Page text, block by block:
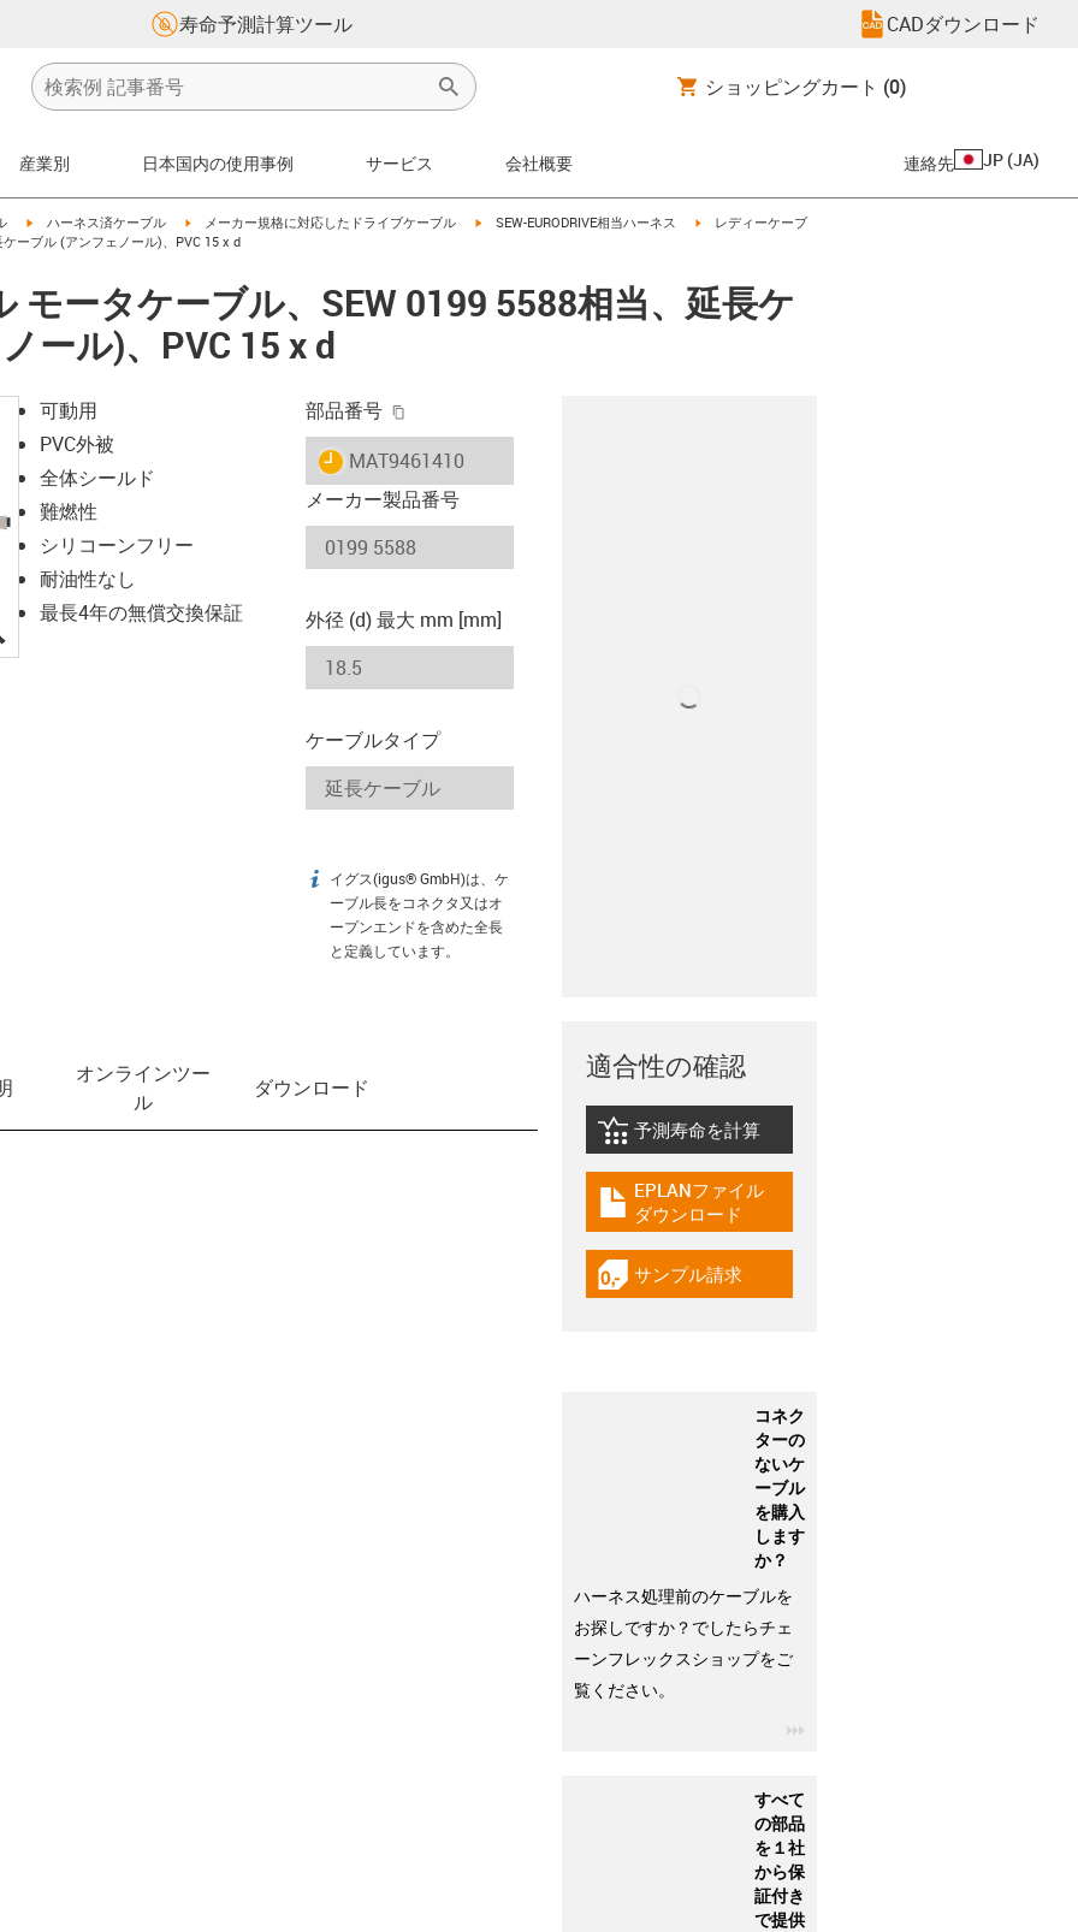
寿命予測計算ツール CADダウンロード
ショッピングカート (0)
産業別 日本国内の使用事例 サービス 会社概要 連絡先 JP (JA)
igus-icon-arrow-right
ハーネス済ケーブル igus-icon-arrow-right
メーカー規格に対応したドライブケーブル igus-icon-arrow-right
SEW-EURODRIVE相当ハーネス igus-icon-arrow-right
レディーケーブ
ーブル (アンフェノール)、PVC 15 x d
モータケーブル、SEW 0199 5588相当、延長ケ
ール)、PVC 15 x d
igus-icon-lupe
可動用
PVC外被
全体シールド
難燃性
シリコーンフリー
耐油性なし
最長4年の無償交換保証
部品番号
igus-icon-lieferzeit
MAT9461410
メーカー製品番号
外径 (d) 最大 mm [mm]
ケーブルタイプ
igus-icon-info
イグス(igus® GmbH)は、ケ
ーブル長をコネクタ又はオ
ープンエンドを含めた全長
と定義しています。
オンラインツー
ル
ダウンロード
適合性の確認
igus-icon-lebensdauerrechner
予測寿命を計算
igus-icon-download-plan
EPLANファイル
ダウンロード
igus-icon-gratismuster
サンプル請求
コネク
ターの
ないケ
ーブル
を購入
します
か？
ハーネス処理前のケーブルを
お探しですか？でしたらチェ
ーンフレックスショップをご
覧ください。
すべて
の部品
を１社
から保
証付き
で提供